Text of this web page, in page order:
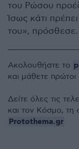
του Ρώσου
Ίσως κάτι
του», πρόσθεσε.
Ακολουθήστε το
και μάθετε πρώτοι
Δείτε όλες τις
και τον Κόσμο, τη
Protothema.gr